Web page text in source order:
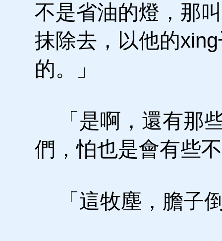
不是省油的燈，那
抹除去，以他的
的。」
「是啊，還有那
們，怕也是會有些
「這牧塵，膽子